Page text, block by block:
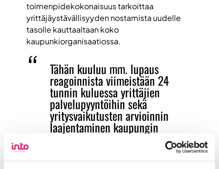
toimenpidekokonaisuus tarkoittaa
yrittäjäystävällisyyden nostamista uudelle
tasolle kauttaaltaan koko
kaupunkiorganisaatiossa.
Tähän kuuluu mm. lupaus
reagoinnista viimeistään 24
tunnin kuluessa yrittäjien
palvelupyyntöihin sekä
yritysvaikutusten arvioinnin
laajentaminen kaupungin
päätöksenteossa.